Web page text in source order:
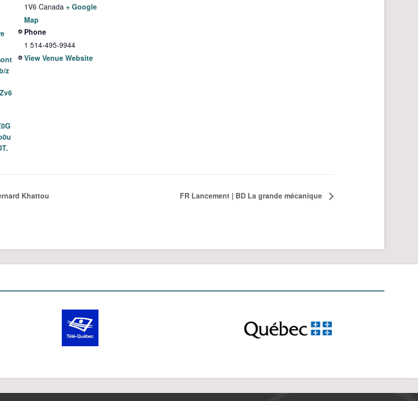
z
1V6 Canada + Google
Map
Phone
1 514-495-9944
View Venue Website
Khattou FR Lancement | BD La grande mécanique